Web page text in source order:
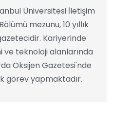
Üniversitesi İletişim
mezunu, 10 yıllık
Kariyerinde
teknoloji alanlarında
Oksijen Gazetesi'nde
görev yapmaktadır.